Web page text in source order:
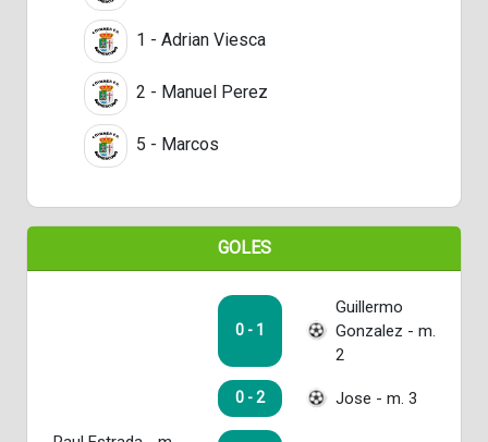
1 - Adrian Viesca
2 - Manuel Perez
5 - Marcos
GOLES
0 - 1
Guillermo
Gonzalez - m.
2
0 - 2 Jose - m. 3